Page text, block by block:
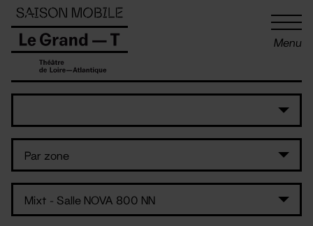
Menu
Panneau de gestion des cookies